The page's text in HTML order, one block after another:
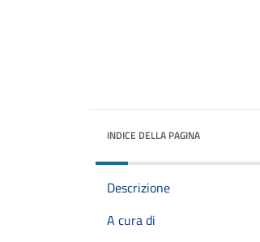
INDICE DELLA PAGINA
Descrizione
A cura di